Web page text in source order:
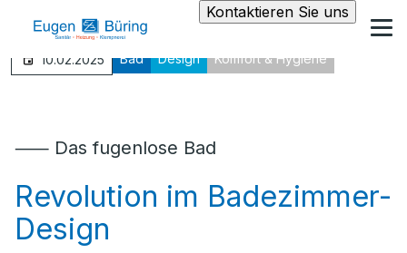
Kontaktieren Sie uns
10.02.2025 Bad Design Komfort & Hygiene
⸺ Das fugenlose Bad
Revolution im Badezimmer-
Design